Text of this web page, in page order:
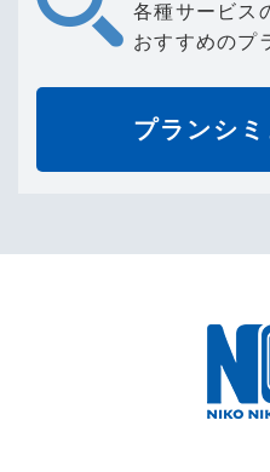
各種サービス
おすすめのプ
プランシ